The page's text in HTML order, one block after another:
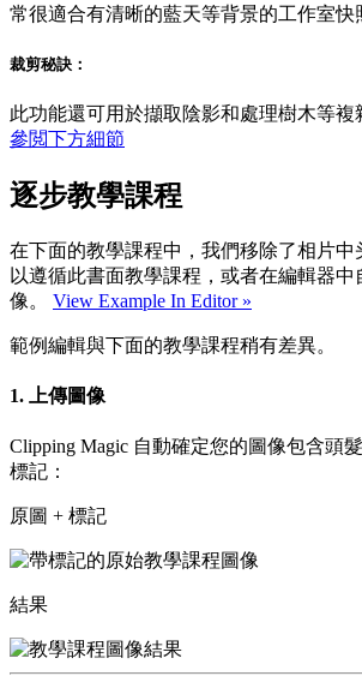
常很適合有清晰的藍天等背景的工作室快
裁剪秘訣：
此功能還可用於擷取陰影和處理樹木等複
參閲下方細節
逐步教學課程
在下面的教學課程中，我們移除了相片中
以遵循此書面教學課程，或者在編輯器中
像。 View Example In Editor »
範例編輯與下面的教學課程稍有差異。
1. 上傳圖像
Clipping Magic 自動確定您的圖像包含頭
標記：
原圖 + 標記
結果